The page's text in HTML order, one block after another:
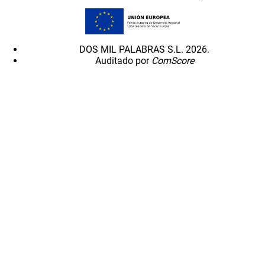
DOS MIL PALABRAS S.L. 2026.
Auditado por ComScore